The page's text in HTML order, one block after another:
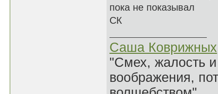
пока не показывал
СК
Саша Коврижных
"Смех, жалость
воображения,